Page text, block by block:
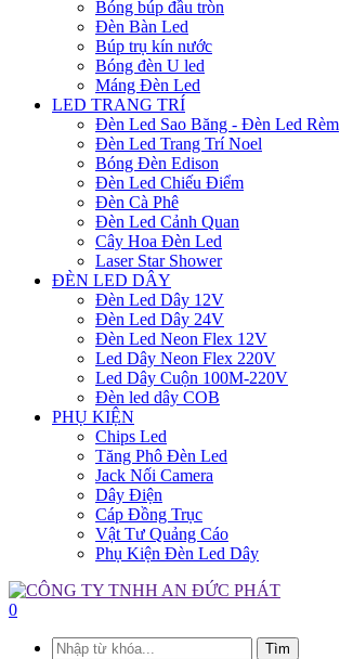
Bóng búp đầu tròn
Đèn Bàn Led
Búp trụ kín nước
Bóng đèn U led
Máng Đèn Led
LED TRANG TRÍ
Đèn Led Sao Băng - Đèn Led Rèm
Đèn Led Trang Trí Noel
Bóng Đèn Edison
Đèn Led Chiếu Điểm
Đèn Cà Phê
Đèn Led Cảnh Quan
Cây Hoa Đèn Led
Laser Star Shower
ĐÈN LED DÂY
Đèn Led Dây 12V
Đèn Led Dây 24V
Đèn Led Neon Flex 12V
Led Dây Neon Flex 220V
Led Dây Cuộn 100M-220V
Đèn led dây COB
PHỤ KIỆN
Chips Led
Tăng Phô Đèn Led
Jack Nối Camera
Dây Điện
Cáp Đồng Trục
Vật Tư Quảng Cáo
Phụ Kiện Đèn Led Dây
0
Tìm